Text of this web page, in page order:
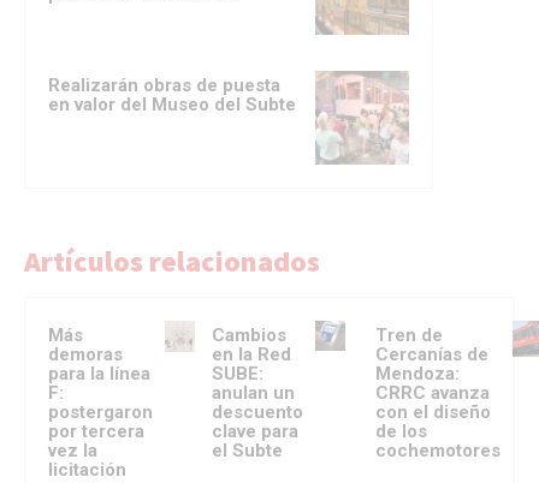
Realizarán obras de puesta
en valor del Museo del Subte
Artículos relacionados
Más
demoras
para la línea
F:
postergaron
por tercera
vez la
licitación
Cambios
en la Red
SUBE:
anulan un
descuento
clave para
el Subte
Tren de
Cercanías de
Mendoza:
CRRC avanza
con el diseño
de los
cochemotores